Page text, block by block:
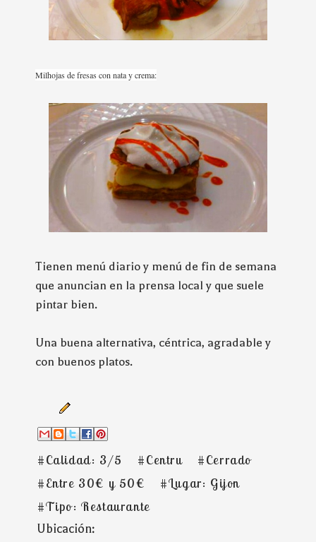
Milhojas de fresas con nata y crema:
Tienen menú diario y menú de fin de semana
que anuncian en la prensa local y que suele
pintar bien.
Una buena alternativa, céntrica, agradable y
con buenos platos.
#Calidad: 3/5 #Centru
#Cerrado
#Entre 30€ y 50€
#Lugar: Gijon
#Tipo: Restaurante
Ubicación: